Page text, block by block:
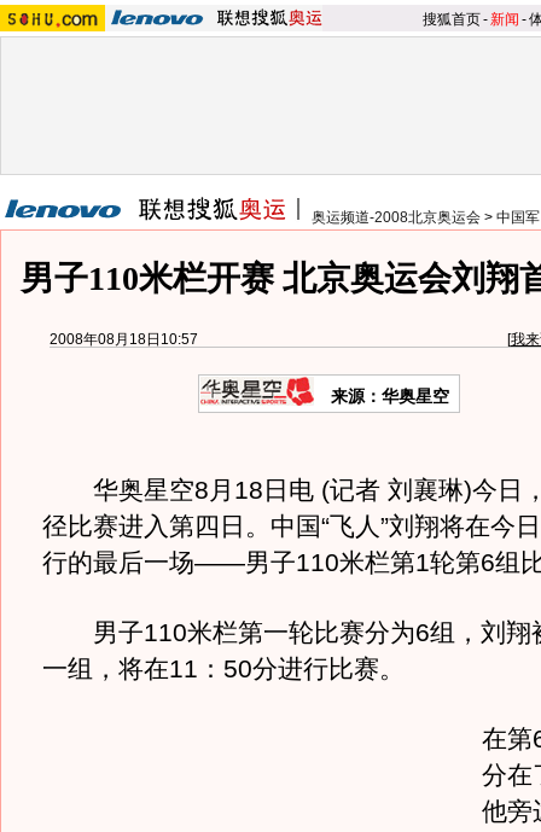
搜狐首页-新闻 -
奥运频道-2008北京奥运会 > 中国
男子110米栏开赛 北京奥运会刘翔
2008年08月18日10:57 [我
来源：华奥星空
华奥星空8月18日电 (记者 刘襄琳)今日
径比赛进入第四日。中国“飞人”刘翔将在今
行的最后一场——男子110米栏第1轮第6组
男子110米栏第一轮比赛分为6组，刘翔
一组，将在11：50分进行比赛。
在第
分在
他旁